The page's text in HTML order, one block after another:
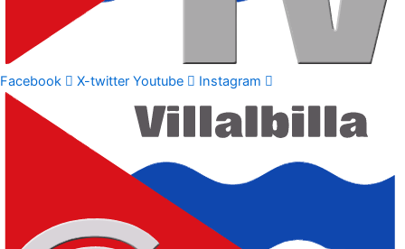
Facebook X-twitter Youtube Instagram